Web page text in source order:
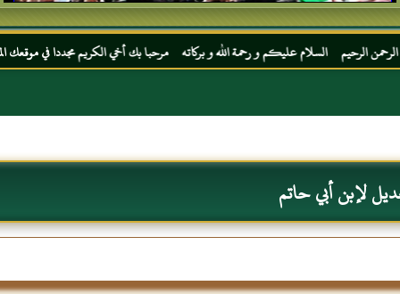
السلام عليكم و رحمة الله و بركاته مرحبا بك أخي الكريم مجددا في موقعك المفضل المحجة
لإبن أبي حاتم